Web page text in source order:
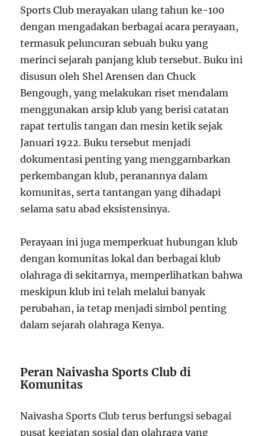
Sports Club merayakan ulang tahun ke-100
dengan mengadakan berbagai acara perayaan,
termasuk peluncuran sebuah buku yang
merinci sejarah panjang klub tersebut. Buku ini
disusun oleh Shel Arensen dan Chuck
Bengough, yang melakukan riset mendalam
menggunakan arsip klub yang berisi catatan
rapat tertulis tangan dan mesin ketik sejak
Januari 1922. Buku tersebut menjadi
dokumentasi penting yang menggambarkan
perkembangan klub, peranannya dalam
komunitas, serta tantangan yang dihadapi
selama satu abad eksistensinya.
Perayaan ini juga memperkuat hubungan klub
dengan komunitas lokal dan berbagai klub
olahraga di sekitarnya, memperlihatkan bahwa
meskipun klub ini telah melalui banyak
perubahan, ia tetap menjadi simbol penting
dalam sejarah olahraga Kenya.
Peran Naivasha Sports Club di
Komunitas
Naivasha Sports Club terus berfungsi sebagai
pusat kegiatan sosial dan olahraga yang